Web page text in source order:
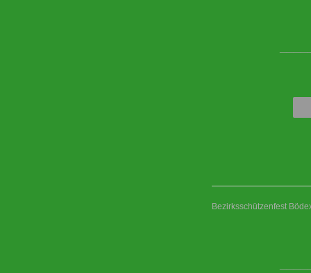
Bezirksschützenfest